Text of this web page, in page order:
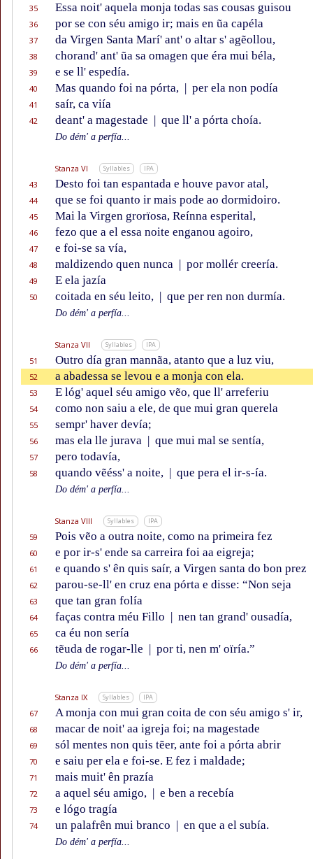
35 Essa noit' aquela monja todas sas cousas guisou
36 por se con séu amigo ir; mais en ũa capéla
37 da Virgen Santa Marí' ant' o altar s' agẽollou,
38 chorand' ant' ũa sa omagen que éra mui béla,
39 e se ll' espedía.
40 Mas quando foi na pórta, | per ela non podía
41 saír, ca viía
42 deant' a magestade | que ll' a pórta choía.
Do dém' a perfía...
Stanza VI Syllables IPA
43 Desto foi tan espantada e houve pavor atal,
44 que se foi quanto ir mais pode ao dormidoiro.
45 Mai la Virgen grorïosa, Reínna esperital,
46 fezo que a el essa noite enganou agoiro,
47 e foi-se sa vía,
48 maldizendo quen nunca | por mollér creería.
49 E ela jazía
50 coitada en séu leito, | que per ren non durmía.
Do dém' a perfía...
Stanza VII Syllables IPA
51 Outro día gran mannãa, atanto que a luz viu,
52 a abadessa se levou e a monja con ela.
53 E lóg' aquel séu amigo vẽo, que ll' arreferiu
54 como non saiu a ele, de que mui gran querela
55 sempr' haver devía;
56 mas ela lle jurava | que mui mal se sentía,
57 pero todavía,
58 quando vẽéss' a noite, | que pera el ir-s-ía.
Do dém' a perfía...
Stanza VIII Syllables IPA
59 Pois vẽo a outra noite, como na primeira fez
60 e por ir-s' ende sa carreira foi aa eigreja;
61 e quando s' ên quis saír, a Virgen santa do bon prez
62 parou-se-ll' en cruz ena pórta e disse: “Non seja
63 que tan gran folía
64 faças contra méu Fillo | nen tan grand' ousadía,
65 ca éu non sería
66 tẽuda de rogar-lle | por ti, nen m' oïría.”
Do dém' a perfía...
Stanza IX Syllables IPA
67 A monja con mui gran coita de con séu amigo s' ir,
68 macar de noit' aa igreja foi; na magestade
69 sól mentes non quis tẽer, ante foi a pórta abrir
70 e saiu per ela e foi-se. E fez i maldade;
71 mais muit' ên prazía
72 a aquel séu amigo, | e ben a recebía
73 e lógo tragía
74 un palafrên mui branco | en que a el subía.
Do dém' a perfía...